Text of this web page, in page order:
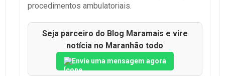
procedimentos ambulatoriais.
Seja parceiro do Blog Maramais e vire
notícia no Maranhão todo
Envie uma mensagem agora